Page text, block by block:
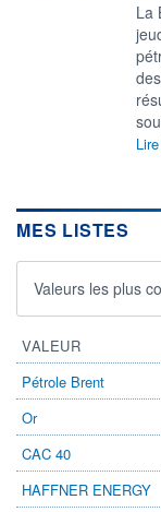
La
MES LISTES
Valeurs les plus
VALEUR
Pétrole Brent
Or
CAC 40
HAFFNER ENERGY